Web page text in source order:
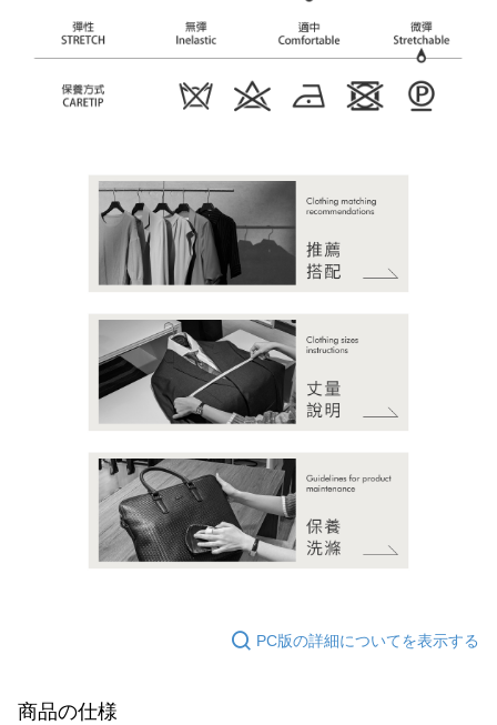
PC版の詳細についてを表示する
商品の仕様